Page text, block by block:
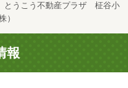
とうこう不動産プラザ 柾谷小
）
報